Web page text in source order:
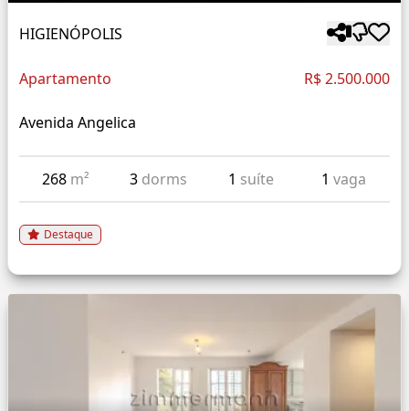
HIGIENÓPOLIS
Apartamento R$ 2.500.000
Avenida Angelica
268 m² 3 dorms 1 suíte 1 vaga
Destaque